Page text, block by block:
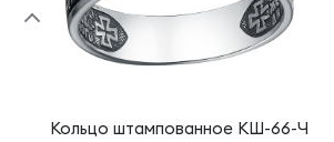
Кольцо штампованное КШ-66-Ч